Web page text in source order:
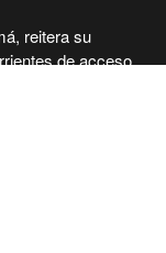
reitera su
de acceso